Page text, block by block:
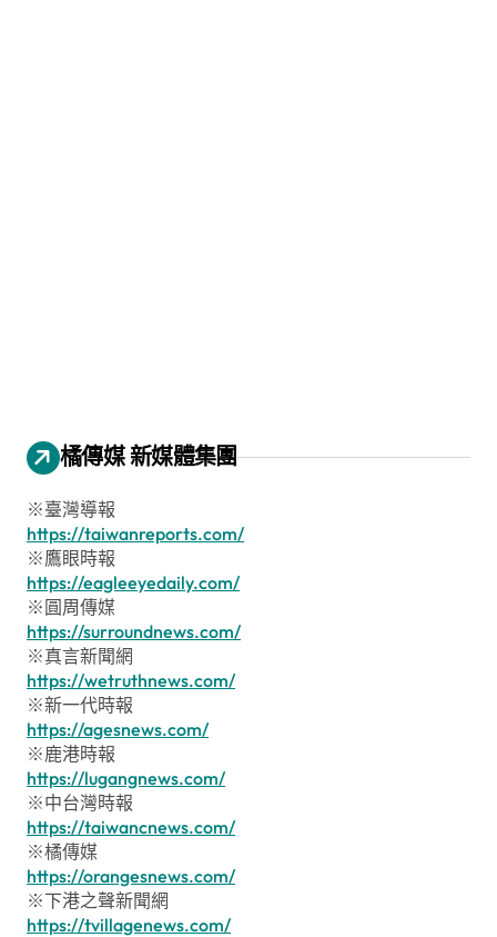
橘傳媒 新媒體集團
※臺灣導報
https://taiwanreports.com/
※鷹眼時報
https://eagleeyedaily.com/
※圓周傳媒
https://surroundnews.com/
※真言新聞網
https://wetruthnews.com/
※新一代時報
https://agesnews.com/
※鹿港時報
https://lugangnews.com/
※中台灣時報
https://taiwancnews.com/
※橘傳媒
https://orangesnews.com/
※下港之聲新聞網
https://tvillagenews.com/